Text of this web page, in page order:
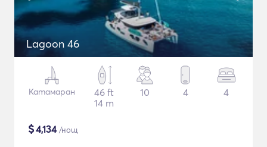
Lagoon 46
Катамаран
46 ft
14 m
10 4 4
$4,134/нощ